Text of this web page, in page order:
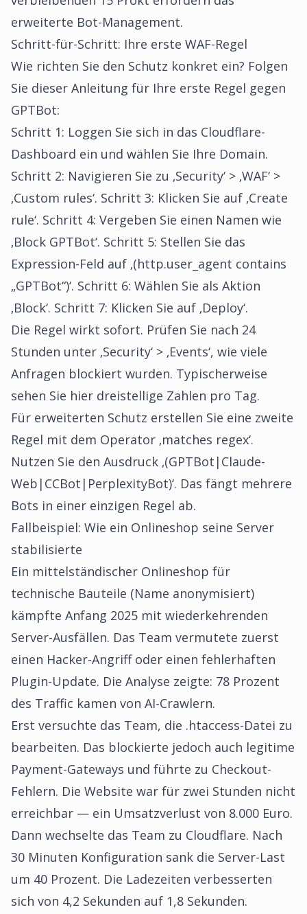
erweiterte Bot-Management.
Schritt-für-Schritt: Ihre erste WAF-Regel
Wie richten Sie den Schutz konkret ein? Folgen
Sie dieser Anleitung für Ihre erste Regel gegen
GPTBot:
Schritt 1: Loggen Sie sich in das Cloudflare-
Dashboard ein und wählen Sie Ihre Domain.
Schritt 2: Navigieren Sie zu ‚Security‘ > ‚WAF‘ >
‚Custom rules‘. Schritt 3: Klicken Sie auf ‚Create
rule‘. Schritt 4: Vergeben Sie einen Namen wie
‚Block GPTBot‘. Schritt 5: Stellen Sie das
Expression-Feld auf ‚(http.user_agent contains
„GPTBot“)‘. Schritt 6: Wählen Sie als Aktion
‚Block‘. Schritt 7: Klicken Sie auf ‚Deploy‘.
Die Regel wirkt sofort. Prüfen Sie nach 24
Stunden unter ‚Security‘ > ‚Events‘, wie viele
Anfragen blockiert wurden. Typischerweise
sehen Sie hier dreistellige Zahlen pro Tag.
Für erweiterten Schutz erstellen Sie eine zweite
Regel mit dem Operator ‚matches regex‘.
Nutzen Sie den Ausdruck ‚(GPTBot|Claude-
Web|CCBot|PerplexityBot)‘. Das fängt mehrere
Bots in einer einzigen Regel ab.
Fallbeispiel: Wie ein Onlineshop seine Server
stabilisierte
Ein mittelständischer Onlineshop für
technische Bauteile (Name anonymisiert)
kämpfte Anfang 2025 mit wiederkehrenden
Server-Ausfällen. Das Team vermutete zuerst
einen Hacker-Angriff oder einen fehlerhaften
Plugin-Update. Die Analyse zeigte: 78 Prozent
des Traffic kamen von AI-Crawlern.
Erst versuchte das Team, die .htaccess-Datei zu
bearbeiten. Das blockierte jedoch auch legitime
Payment-Gateways und führte zu Checkout-
Fehlern. Die Website war für zwei Stunden nicht
erreichbar — ein Umsatzverlust von 8.000 Euro.
Dann wechselte das Team zu Cloudflare. Nach
30 Minuten Konfiguration sank die Server-Last
um 40 Prozent. Die Ladezeiten verbesserten
sich von 4,2 Sekunden auf 1,8 Sekunden.